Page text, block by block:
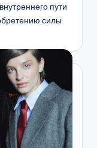
пути
силы